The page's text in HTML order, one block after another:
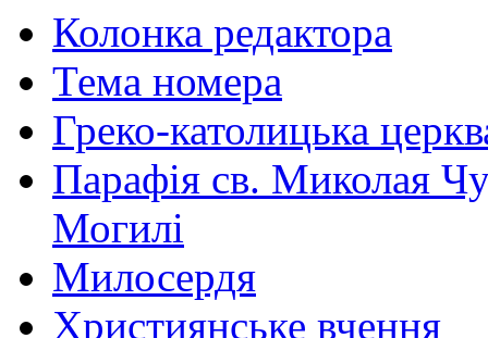
Колонка редактора
Тема номера
Греко-католицька
Парафія св. Миколая
Могилі
Милосердя
Християнське вчення